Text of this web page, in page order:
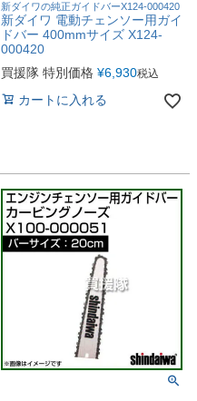
新ダイワの純正ガイドバーX124-000420
新ダイワ 電動チェンソー用ガイ
ドバー 400mmサイズ X124-
000420
買援隊 特別価格 ¥6,930税込
カートに入れる